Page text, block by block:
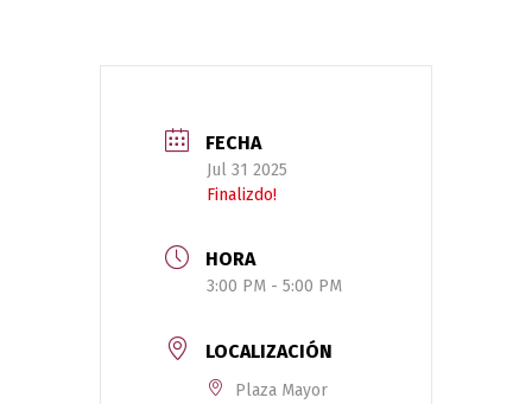
FECHA
Jul 31 2025
Finalizdo!
HORA
3:00 PM - 5:00 PM
LOCALIZACIÓN
Plaza Mayor